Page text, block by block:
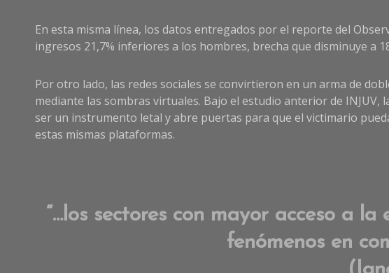
En esta misma línea, los datos entregados por el reporte del
ingresos 21,7% inferiores a los hombres, brecha que disminuye a
Por otro lado, las redes sociales se convirtieron en un arma de
mediante las sombras virtuales. Bajo el estudio anterior de INJUV,
ser un instrumento letal y abre puertas para que el victimario
estas mismas plataformas.
“…los sectores con mayor acceso a
fenómenos en